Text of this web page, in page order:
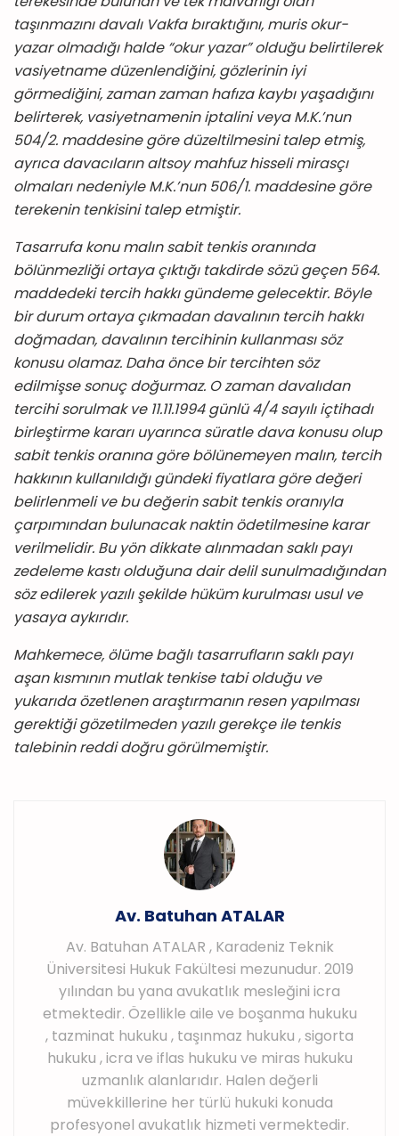
taşınmazını davalı Vakfa bıraktığını, muris okur-
yazar olmadığı halde “okur yazar” olduğu belirtilerek
vasiyetname düzenlendiğini, gözlerinin iyi
görmediğini, zaman zaman hafıza kaybı yaşadığını
belirterek, vasiyetnamenin iptalini veya M.K.’nun
504/2. maddesine göre düzeltilmesini talep etmiş,
ayrıca davacıların altsoy mahfuz hisseli mirasçı
olmaları nedeniyle M.K.’nun 506/1. maddesine göre
terekenin tenkisini talep etmiştir.
Tasarrufa konu malın sabit tenkis oranında
bölünmezliği ortaya çıktığı takdirde sözü geçen 564.
maddedeki tercih hakkı gündeme gelecektir. Böyle
bir durum ortaya çıkmadan davalının tercih hakkı
doğmadan, davalının tercihinin kullanması söz
konusu olamaz. Daha önce bir tercihten söz
edilmişse sonuç doğurmaz. O zaman davalıdan
tercihi sorulmak ve 11.11.1994 günlü 4/4 sayılı içtihadı
birleştirme kararı uyarınca süratle dava konusu olup
sabit tenkis oranına göre bölünemeyen malın, tercih
hakkının kullanıldığı gündeki fiyatlara göre değeri
belirlenmeli ve bu değerin sabit tenkis oranıyla
çarpımından bulunacak naktin ödetilmesine karar
verilmelidir. Bu yön dikkate alınmadan saklı payı
zedeleme kastı olduğuna dair delil sunulmadığından
söz edilerek yazılı şekilde hüküm kurulması usul ve
yasaya aykırıdır.
Mahkemece, ölüme bağlı tasarrufların saklı payı
aşan kısmının mutlak tenkise tabi olduğu ve
yukarıda özetlenen araştırmanın resen yapılması
gerektiği gözetilmeden yazılı gerekçe ile tenkis
talebinin reddi doğru görülmemiştir.
Av. Batuhan ATALAR
Av. Batuhan ATALAR , Karadeniz Teknik
Üniversitesi Hukuk Fakültesi mezunudur. 2019
yılından bu yana avukatlık mesleğini icra
etmektedir. Özellikle aile ve boşanma hukuku
, tazminat hukuku , taşınmaz hukuku , sigorta
hukuku , icra ve iflas hukuku ve miras hukuku
uzmanlık alanlarıdır. Halen değerli
müvekkillerine her türlü hukuki konuda
profesyonel avukatlık hizmeti vermektedir.